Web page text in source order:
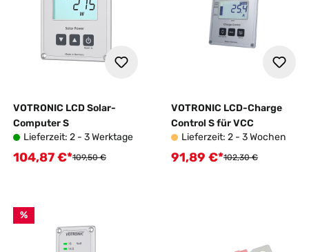
VOTRONIC LCD Solar-
Computer S
Lieferzeit: 2 - 3 Werktage
Verkaufspreis:
104,87 €*Regulärer Preis:
109,50 €
VOTRONIC LCD-Charge
Control S für VCC
Lieferzeit: 2 - 3 Wochen
Verkaufspreis:
91,89 €*Regulärer Preis:
102,30 €
%